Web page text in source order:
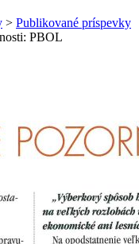
> Publikované príspevky
PBOL